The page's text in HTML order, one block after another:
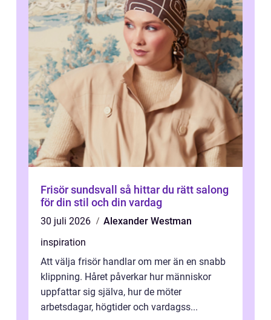
Frisör sundsvall så hittar du rätt salong
för din stil och din vardag
30 juli 2026
Alexander Westman
inspiration
Att välja frisör handlar om mer än en snabb
klippning. Håret påverkar hur människor
uppfattar sig själva, hur de möter
arbetsdagar, högtider och vardagss...